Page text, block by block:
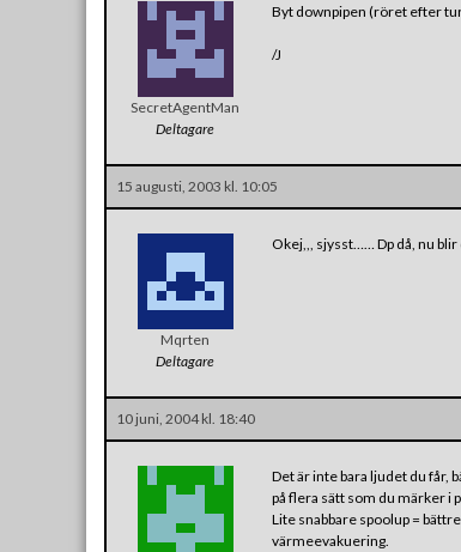
SecretAgentMan
Deltagare
Byt downpipen (röret efter
/J
15 augusti, 2003 kl. 10:05
Mqrten
Deltagare
Okej,,, sjysst…… Dp då, nu
10 juni, 2004 kl. 18:40
Det är inte bara ljudet du får,
på flera sätt som du märker i
Lite snabbare spoolup =
värmeevakuering.